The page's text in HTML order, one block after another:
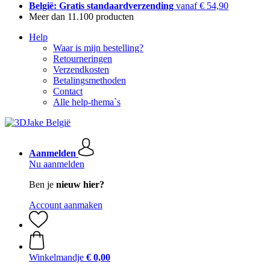
België: Gratis standaardverzending vanaf € 54,90
Meer dan 11.100 producten
Help
Waar is mijn bestelling?
Retourneringen
Verzendkosten
Betalingsmethoden
Contact
Alle help-thema`s
Aanmelden
Nu aanmelden
Ben je nieuw hier?
Account aanmaken
Winkelmandje € 0,00